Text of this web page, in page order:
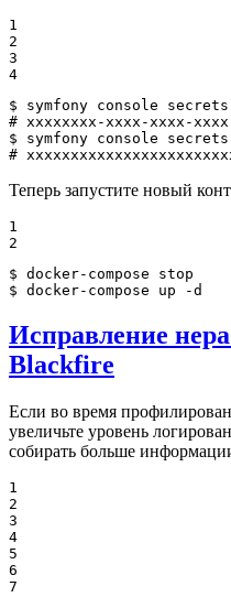
1
2
3
4
$ symfony console
# xxxxxxxx-xxxx-xxxx-
$ symfony console
#
Теперь запустите новый
1
2
$
$ docker-compose up -d
Исправление
Blackfire
Если во время
увеличьте уровень
собирать больше
1
2
3
4
5
6
7